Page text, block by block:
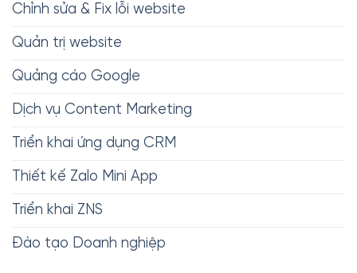
Chỉnh sửa & Fix lỗi website
Quản trị website
Quảng cáo Google
Dịch vụ Content Marketing
Triển khai ứng dụng CRM
Thiết kế Zalo Mini App
Triển khai ZNS
Đào tạo Doanh nghiệp